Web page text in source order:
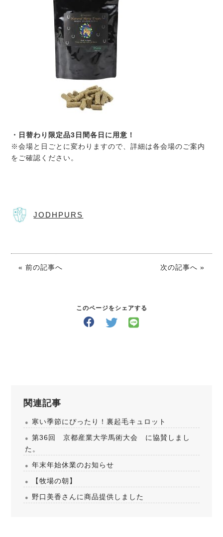
・日替わり限定品3日間各日に用意！
※会場と日ごとに変わりますので、詳細は各会場のご案内
をご確認ください。
JODHPURS
« 前の記事へ 次の記事へ »
このページをシェアする
関連記事
寒い季節にぴったり！裏起毛キュロット
第36回 京都産業大学馬術大会 に協賛しまし
た。
年末年始休業のお知らせ
【牧場の朝】
野口美香さんに商品提供しました